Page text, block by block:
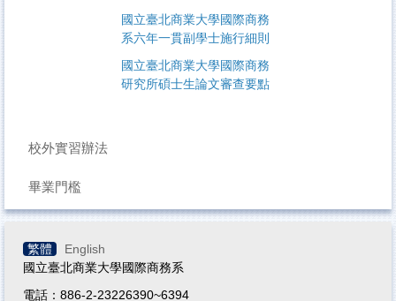
國立臺北商業大學國際商務
系六年一貫副學士施行細則
國立臺北商業大學國際商務
研究所碩士生論文審查要點
校外實習辦法
畢業門檻
繁體
English
國立臺北商業大學國際商務系
電話：886-2-23226390~6394